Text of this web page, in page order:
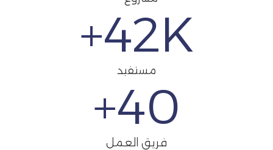
42K+
مستفيد
40
+
فريق العمل